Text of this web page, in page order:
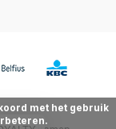
met het gebruik